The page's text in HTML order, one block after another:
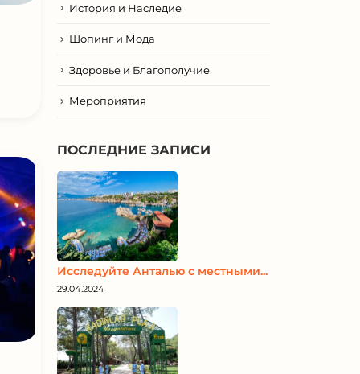
История и Наследие
Шопинг и Мода
Здоровье и Благополучие
Мероприятия
ПОСЛЕДНИЕ ЗАПИСИ
Исследуйте Анталью с местными...
29.04.2024